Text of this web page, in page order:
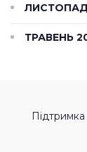
ЛИСТОПАД
ТРАВЕНЬ